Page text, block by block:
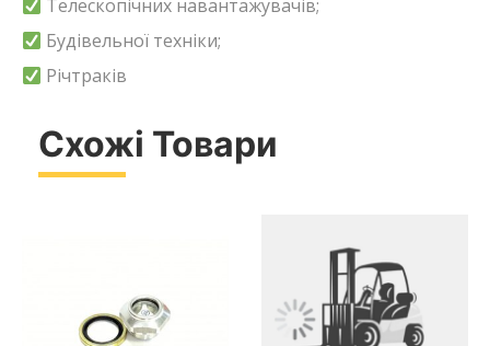
Телескопічних навантажувачів;
Будівельної техніки;
Річтраків
Схожі Товари